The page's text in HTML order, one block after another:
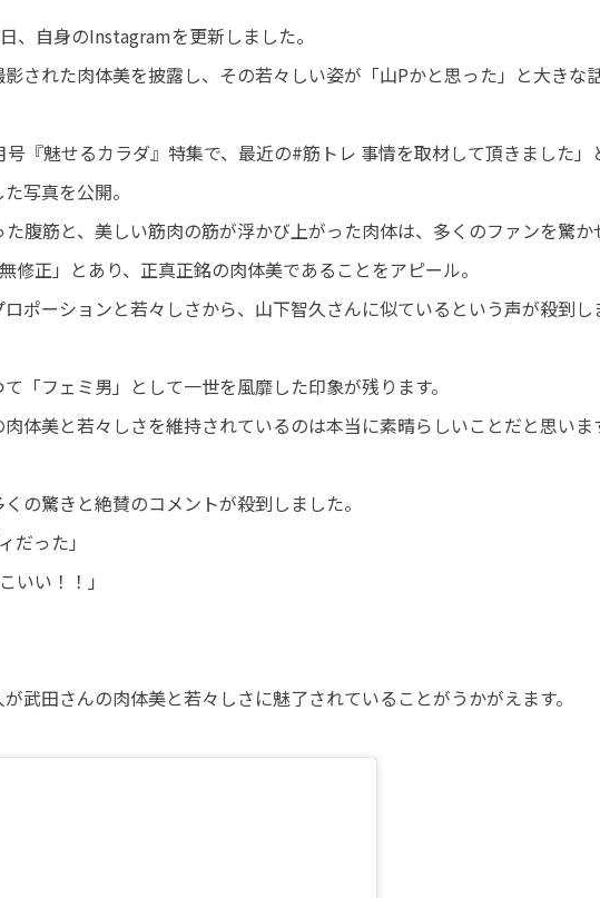
、自身のInstagramを更新しました。
された肉体美を披露し、その若々しい姿が「山Pかと思った」と大きな
『魅せるカラダ』特集で、最近の#筋トレ 事情を取材して頂きました」
写真を公開。
腹筋と、美しい筋肉の筋が浮かび上がった肉体は、多くのファンを驚か
修正」とあり、正真正銘の肉体美であることをアピール。
ポーションと若々しさから、山下智久さんに似ているという声が殺到し
「フェミ男」として一世を風靡した印象が残ります。
体美と若々しさを維持されているのは本当に素晴らしいことだと思いま
の驚きと絶賛のコメントが殺到しました。
だった」
いい！！」
武田さんの肉体美と若々しさに魅了されていることがうかがえます。